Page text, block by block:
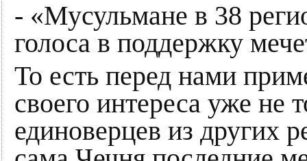
- «Мусульмане в 38
голоса в поддержку
То есть перед нами
своего интереса уже не
единоверцев из других